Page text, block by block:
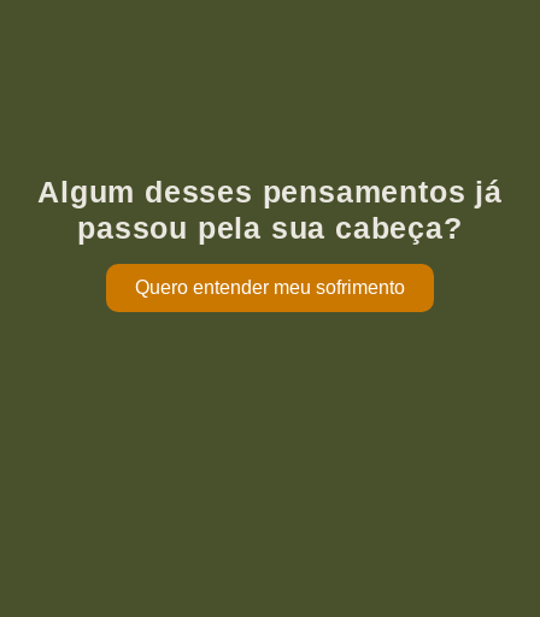
Algum desses pensamentos já
passou pela sua cabeça?
Quero entender meu sofrimento